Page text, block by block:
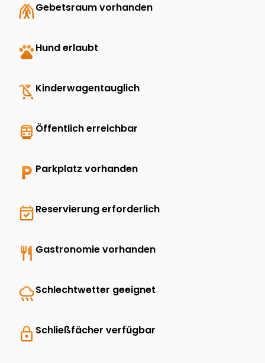
folded_handsGebetsraum vorhanden
petsHund erlaubt
child_friendlyKinderwagentauglich
directions_transit Öffentlich erreichbar
local_parking Parkplatz vorhanden
event_availableReservierung erforderlich
restaurant Gastronomie vorhanden
rainySchlechtwetter geeignet
lock Schließfächer verfügbar